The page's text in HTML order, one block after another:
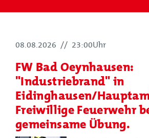
08.08.2026 // 23:00Uhr
FW Bad Oeynhausen:
"Industriebrand" in
Eidinghausen/
Freiwillige Feuerwehr
gemeinsame Übung.